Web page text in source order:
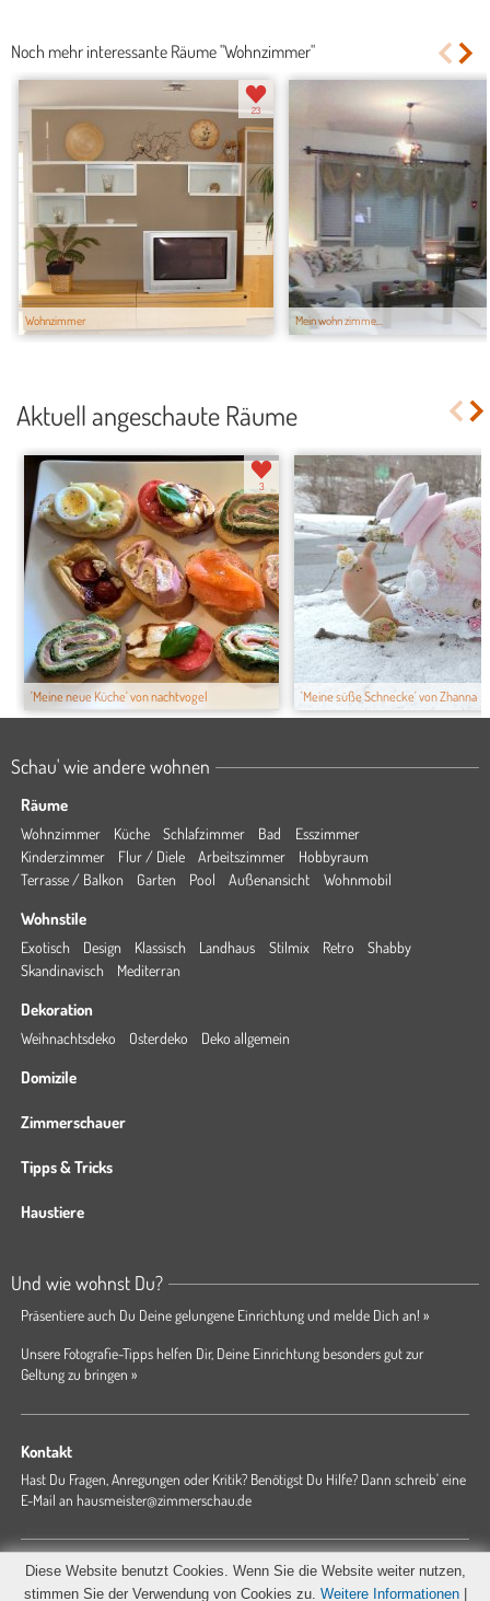
Noch mehr interessante Räume "Wohnzimmer"
Wohnzimmer
23
Mein wohn zimme...
Aktuell angeschaute Räume
'Meine neue Küche' von nachtvogel
3
'Meine süße Schnecke' von Zhanna
Schau' wie andere wohnen
Räume
Wohnzimmer Küche Schlafzimmer Bad
Esszimmer
Kinderzimmer
Flur / Diele Arbeitszimmer
Hobbyraum
Terrasse / Balkon
Garten Pool Außenansicht Wohnmobil
Wohnstile
Exotisch Design Klassisch Landhaus Stilmix Retro
Shabby
Skandinavisch
Mediterran
Dekoration
Weihnachtsdeko Osterdeko Deko allgemein
Domizile
Zimmerschauer
Tipps & Tricks
Haustiere
Und wie wohnst Du?
Präsentiere auch Du Deine gelungene Einrichtung und melde Dich an! »
Unsere Fotografie-Tipps helfen Dir, Deine Einrichtung besonders gut zur
Geltung zu bringen »
Kontakt
Hast Du Fragen, Anregungen oder Kritik? Benötigst Du Hilfe? Dann schreib' eine
E-Mail an hausmeister@zimmerschau.de
Forum Magazin AGB Presse Datenschutz
Impressum
Hausordnung
Diese Website benutzt Cookies. Wenn Sie die Website weiter nutzen,
stimmen Sie der Verwendung von Cookies zu. Weitere Informationen